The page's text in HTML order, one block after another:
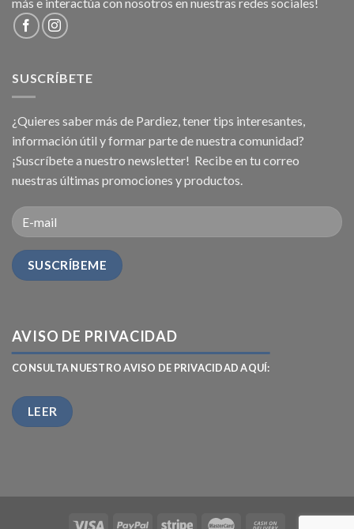
SUSCRÍBETE
¿Quieres saber más de Pardiez, tener tips interesantes,
información útil y formar parte de nuestra comunidad?
¡Suscríbete a nuestro newsletter! Recibe en tu correo
nuestras últimas promociones y productos.
AVISO DE PRIVACIDAD
CONSULTA NUESTRO AVISO DE PRIVACIDAD AQUÍ:
LEER